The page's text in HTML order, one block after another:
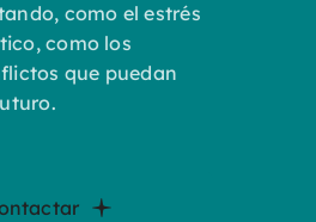
como el estrés
como los
que puedan